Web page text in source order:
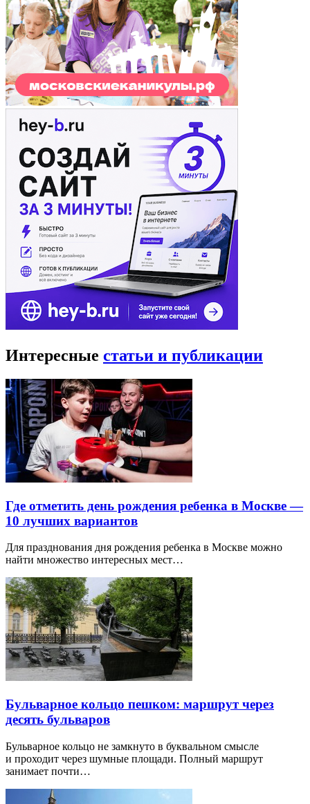
Интересные статьи и публикации
Где отметить день рождения ребенка в Москве —
10 лучших вариантов
Для празднования дня рождения ребенка в Москве можно
найти множество интересных мест…
Бульварное кольцо пешком: маршрут через
десять бульваров
Бульварное кольцо не замкнуто в буквальном смысле
и проходит через шумные площади. Полный маршрут
занимает почти…